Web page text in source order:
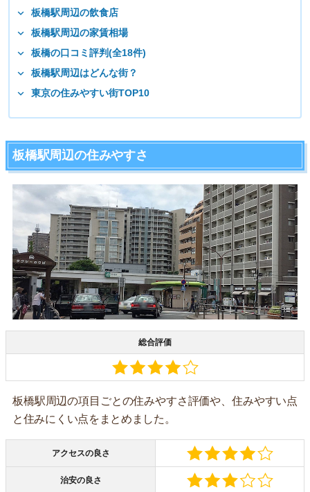
板橋駅周辺の飲食店
板橋駅周辺の家賃相場
板橋の口コミ評判(全18件)
板橋駅周辺はどんな街？
東京の住みやすい街TOP10
板橋駅周辺の住みやすさ
総合評価
板橋駅周辺の項目ごとの住みやすさ評価や、住みやすい点
と住みにくい点をまとめました。
アクセスの良さ
治安の良さ